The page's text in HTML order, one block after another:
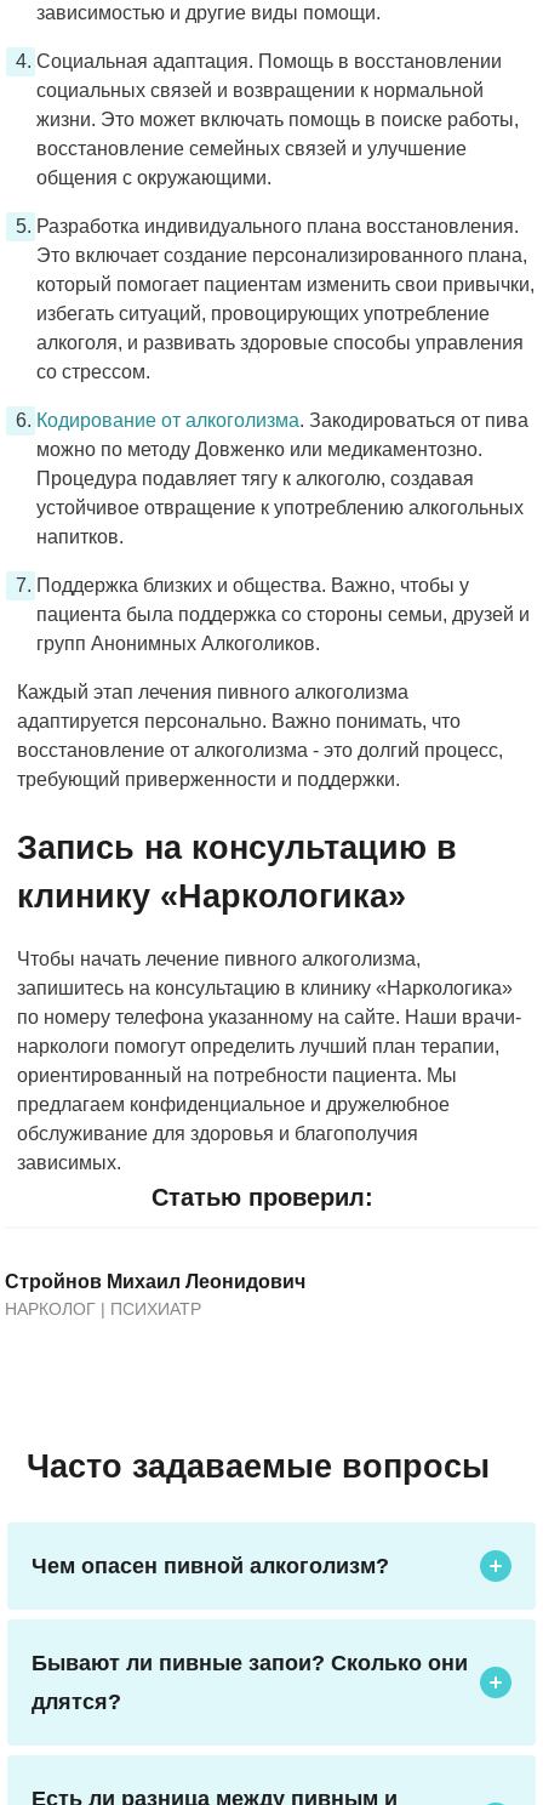
зависимостью и другие виды помощи.
Социальная адаптация. Помощь в восстановлении
социальных связей и возвращении к нормальной
жизни. Это может включать помощь в поиске работы,
восстановление семейных связей и улучшение
общения с окружающими.
Разработка индивидуального плана восстановления.
Это включает создание персонализированного плана,
который помогает пациентам изменить свои привычки,
избегать ситуаций, провоцирующих употребление
алкоголя, и развивать здоровые способы управления
со стрессом.
Кодирование от алкоголизма. Закодироваться от пива
можно по методу Довженко или медикаментозно.
Процедура подавляет тягу к алкоголю, создавая
устойчивое отвращение к употреблению алкогольных
напитков.
Поддержка близких и общества. Важно, чтобы у
пациента была поддержка со стороны семьи, друзей и
групп Анонимных Алкоголиков.
Каждый этап лечения пивного алкоголизма
адаптируется персонально. Важно понимать, что
восстановление от алкоголизма - это долгий процесс,
требующий приверженности и поддержки.
Запись на консультацию в
клинику «Наркологика»
Чтобы начать лечение пивного алкоголизма,
запишитесь на консультацию в клинику «Наркологика»
по номеру телефона указанному на сайте. Наши врачи-
наркологи помогут определить лучший план терапии,
ориентированный на потребности пациента. Мы
предлагаем конфиденциальное и дружелюбное
обслуживание для здоровья и благополучия
зависимых.
Статью проверил:
Стройнов Михаил Леонидович
НАРКОЛОГ | ПСИХИАТР
Часто задаваемые вопросы
Чем опасен пивной алкоголизм?
развития рака, а также вызывает
проблемы.
Бывают ли пивные запои? Сколько они
длятся?
зависимости от индивидуальных особенностей
Есть ли разница между пивным и